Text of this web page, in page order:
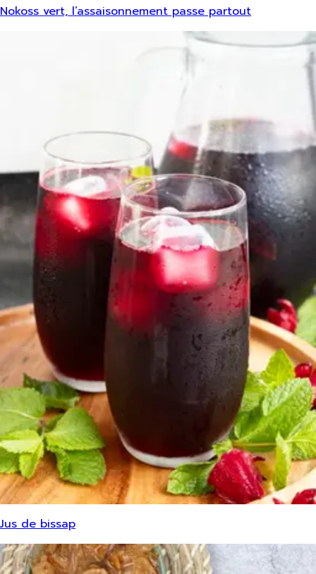
Nokoss vert, l’assaisonnement passe partout
Jus de bissap